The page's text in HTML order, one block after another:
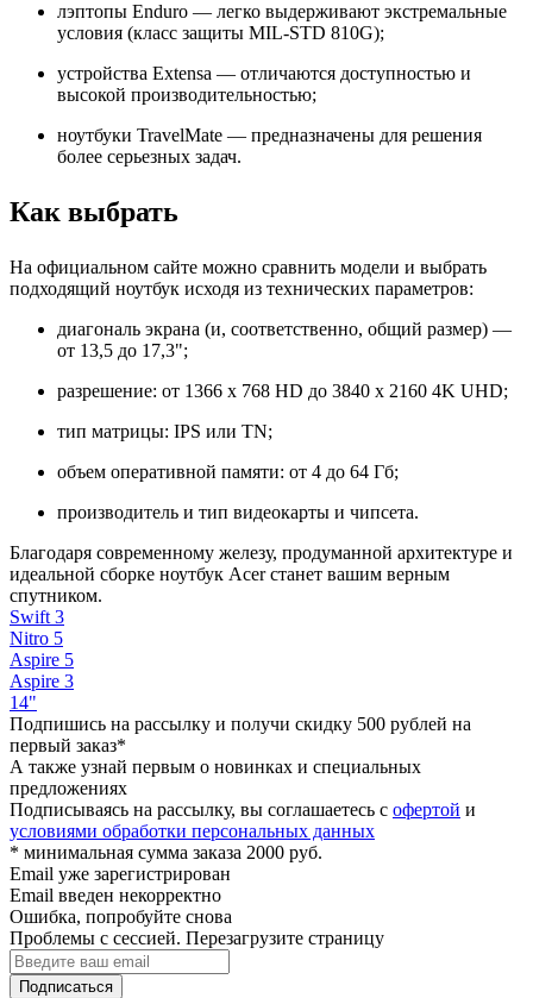
лэптопы Enduro — легко выдерживают экстремальные
условия (класс защиты MIL-STD 810G);
устройства Extensa — отличаются доступностью и
высокой производительностью;
ноутбуки TravelMate — предназначены для решения
более серьезных задач.
Как выбрать
На официальном сайте можно сравнить модели и выбрать
подходящий ноутбук исходя из технических параметров:
диагональ экрана (и, соответственно, общий размер) —
от 13,5 до 17,3";
разрешение: от 1366 x 768 HD до 3840 x 2160 4K UHD;
тип матрицы: IPS или TN;
объем оперативной памяти: от 4 до 64 Гб;
производитель и тип видеокарты и чипсета.
Благодаря современному железу, продуманной архитектуре и
идеальной сборке ноутбук Acer станет вашим верным
спутником.
Swift 3
Nitro 5
Aspire 5
Aspire 3
14"
Подпишись на рассылку и получи скидку 500 рублей на
первый заказ*
А также узнай первым о новинках и специальных
предложениях
Подписываясь на рассылку, вы соглашаетесь с офертой и
условиями обработки персональных данных
* минимальная сумма заказа 2000 руб.
Email уже зарегистрирован
Email введен некорректно
Ошибка, попробуйте снова
Проблемы с сессией. Перезагрузите страницу
Подписаться